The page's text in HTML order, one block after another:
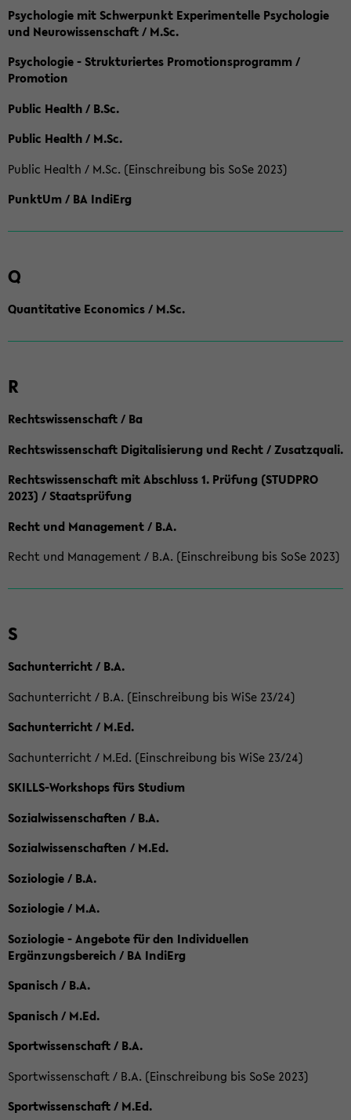
Psychologie mit Schwerpunkt Experimentelle Psychologie
und Neurowissenschaft / M.Sc.
Psychologie - Strukturiertes Promotionsprogramm /
Promotion
Public Health / B.Sc.
Public Health / M.Sc.
Public Health / M.Sc. (Einschreibung bis SoSe 2023)
PunktUm / BA IndiErg
Q
Quantitative Economics / M.Sc.
R
Rechtswissenschaft / Ba
Rechtswissenschaft Digitalisierung und Recht / Zusatzquali.
Rechtswissenschaft mit Abschluss 1. Prüfung (STUDPRO
2023) / Staatsprüfung
Recht und Management / B.A.
Recht und Management / B.A. (Einschreibung bis SoSe 2023)
S
Sachunterricht / B.A.
Sachunterricht / B.A. (Einschreibung bis WiSe 23/24)
Sachunterricht / M.Ed.
Sachunterricht / M.Ed. (Einschreibung bis WiSe 23/24)
SKILLS-Workshops fürs Studium
Sozialwissenschaften / B.A.
Sozialwissenschaften / M.Ed.
Soziologie / B.A.
Soziologie / M.A.
Soziologie - Angebote für den Individuellen
Ergänzungsbereich / BA IndiErg
Spanisch / B.A.
Spanisch / M.Ed.
Sportwissenschaft / B.A.
Sportwissenschaft / B.A. (Einschreibung bis SoSe 2023)
Sportwissenschaft / M.Ed.